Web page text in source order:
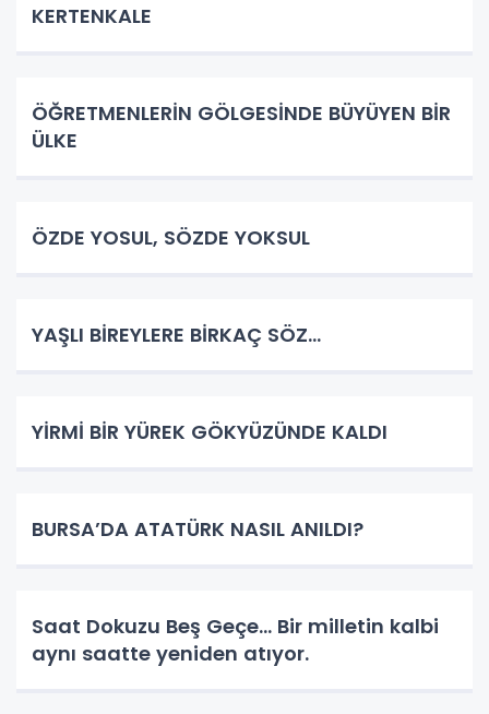
KERTENKALE
ÖĞRETMENLERİN GÖLGESİNDE BÜYÜYEN BİR
ÜLKE
ÖZDE YOSUL, SÖZDE YOKSUL
YAŞLI BİREYLERE BİRKAÇ SÖZ…
YİRMİ BİR YÜREK GÖKYÜZÜNDE KALDI
BURSA’DA ATATÜRK NASIL ANILDI?
Saat Dokuzu Beş Geçe… Bir milletin kalbi
aynı saatte yeniden atıyor.